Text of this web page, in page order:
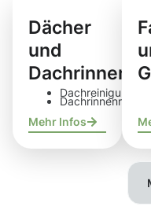
Dächer
und
Dachrinnen
Dachreinigung
Mehr Infos